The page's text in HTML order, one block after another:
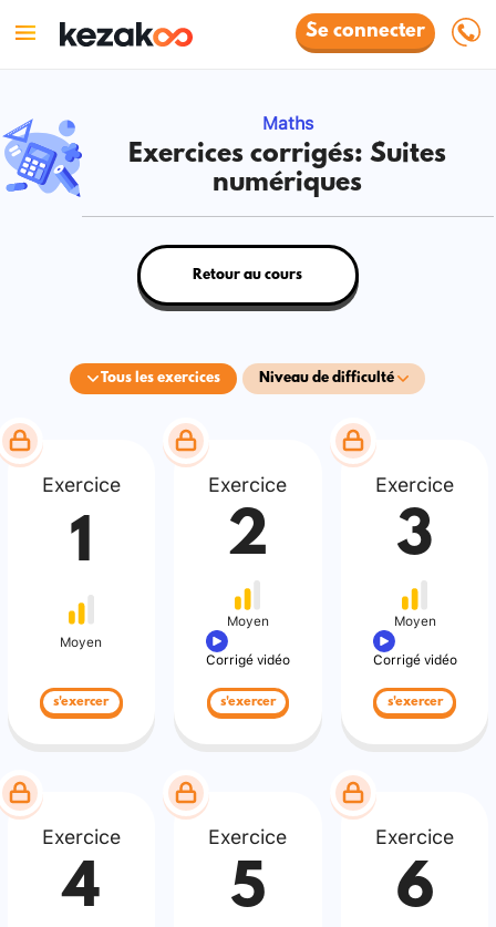
Se connecter
Maths
Exercices corrigés: Suites
numériques
Tous les exercices Niveau de difficulté
Retour au cours
Exercice
1
Moyen
s'exercer
Exercice
2
Moyen
Corrigé vidéo
s'exercer
Exercice
3
Moyen
Corrigé vidéo
s'exercer
Exercice
4
Exercice
5
Exercice
6